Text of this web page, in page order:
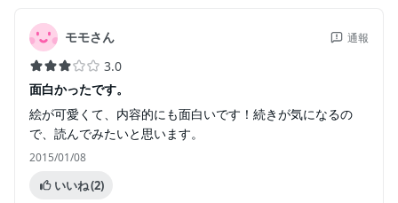
モモさん 通報
3.0
面白かったです。
絵が可愛くて、内容的にも面白いです！続きが気になるの
で、読んでみたいと思います。
2015/01/08
いいね(2)